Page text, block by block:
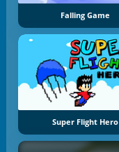
Falling Game
Super Flight Hero